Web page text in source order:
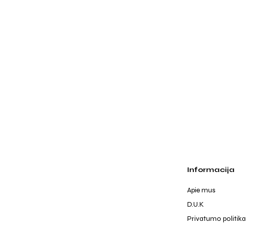
Informacija
Apie mus
D.U.K
Privatumo politika